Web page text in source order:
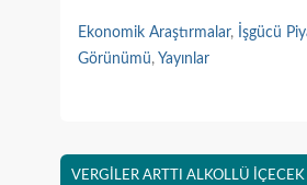
Ekonomik Araştırmalar, İşgücü
Görünümü, Yayınlar
VERGİLER ARTTI ALKOLLÜ İÇECEK